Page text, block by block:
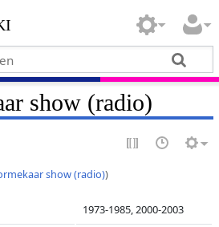
show (radio)
show (radio))
1973-1985, 2000-2003